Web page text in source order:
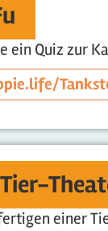
ein Quiz zur
einer